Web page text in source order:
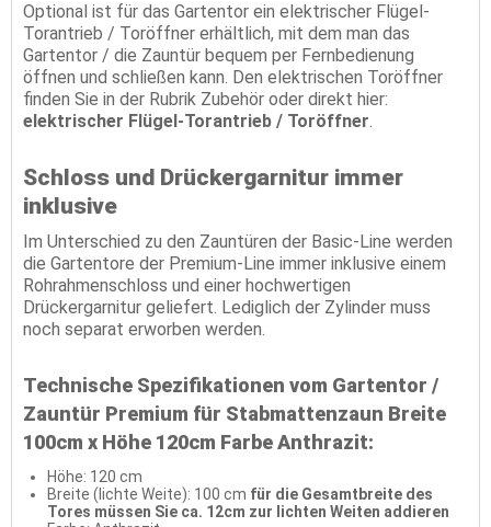
Optional ist für das Gartentor ein elektrischer Flügel-
Torantrieb / Toröffner erhältlich, mit dem man das
Gartentor / die Zauntür bequem per Fernbedienung
öffnen und schließen kann. Den elektrischen Toröffner
finden Sie in der Rubrik Zubehör oder direkt hier:
elektrischer Flügel-Torantrieb / Toröffner.
Schloss und Drückergarnitur immer
inklusive
Im Unterschied zu den Zauntüren der Basic-Line werden
die Gartentore der Premium-Line immer inklusive einem
Rohrahmenschloss und einer hochwertigen
Drückergarnitur geliefert. Lediglich der Zylinder muss
noch separat erworben werden.
Technische Spezifikationen vom Gartentor /
Zauntür Premium für Stabmattenzaun Breite
100cm x Höhe 120cm Farbe Anthrazit:
Höhe: 120 cm
Breite (lichte Weite): 100 cm für die Gesamtbreite des
Tores müssen Sie ca. 12cm zur lichten Weiten addieren